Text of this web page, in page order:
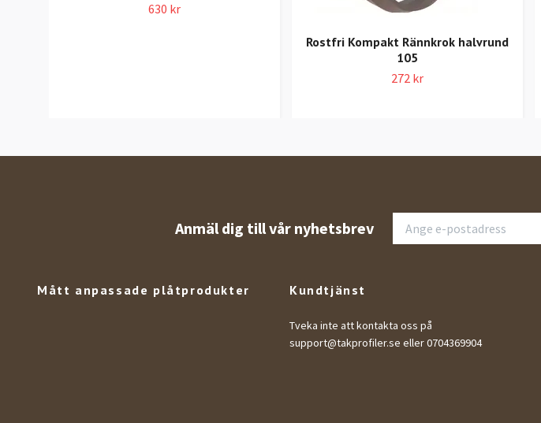
630 kr
Rostfri Kompakt Rännkrok halvrund
105
272 kr
Anmäl dig till vår nyhetsbrev
Mått anpassade plåtprodukter Kundtjänst
Tveka inte att kontakta oss på
support@takprofiler.se eller 0704369904